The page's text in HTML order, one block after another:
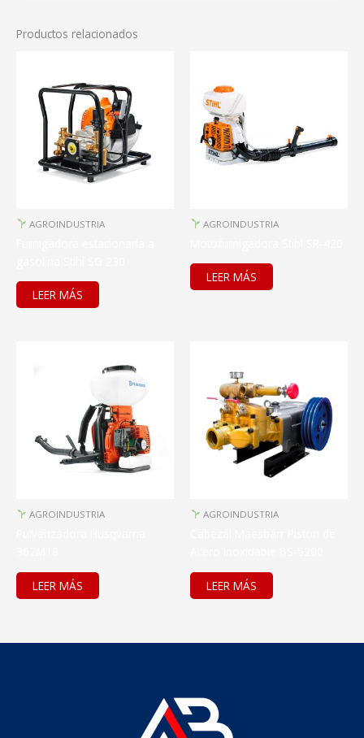
Productos relacionados
AGROINDUSTRIA
LEER MÁS
AGROINDUSTRIA
LEER MÁS
AGROINDUSTRIA
LEER MÁS
AGROINDUSTRIA
LEER MÁS